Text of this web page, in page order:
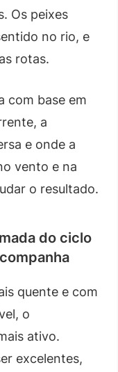
Os peixes
no rio, e
rotas.
com base em
a
e onde a
vento e na
o resultado.
do ciclo
quente e com
o
ativo.
excelentes,